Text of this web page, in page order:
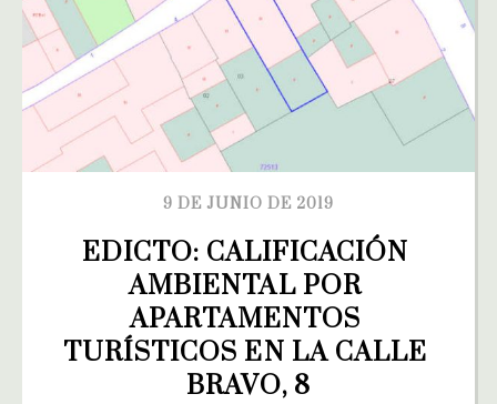
9 DE JUNIO DE 2019
EDICTO: CALIFICACIÓN
AMBIENTAL POR
APARTAMENTOS
TURÍSTICOS EN LA CALLE
BRAVO, 8